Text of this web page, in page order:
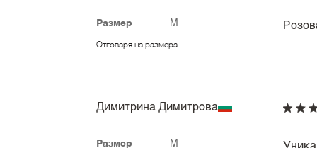
Размер M
Отговаря на размера
Димитрина Димитрова
Размер M